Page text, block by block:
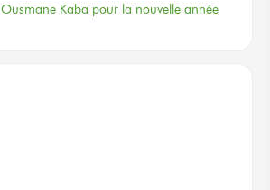
Ousmane Kaba pour la nouvelle année